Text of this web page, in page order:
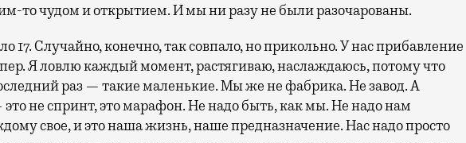
то чудом и открытием. И мы ни разу не были разочарованы.
17. Случайно, конечно, так совпало, но прикольно. У нас прибавление
Я ловлю каждый момент, растягиваю, наслаждаюсь, потому что
раз — такие маленькие. Мы же не фабрика. Не завод. А
не спринт, это марафон. Не надо быть, как мы. Не надо нам
свое, и это наша жизнь, наше предназначение. Нас надо просто